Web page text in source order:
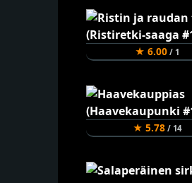
★ 6.00/ 1
★ 5.78/ 14